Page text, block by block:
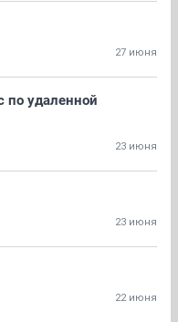
27 июня
по удаленной
23 июня
23 июня
22 июня